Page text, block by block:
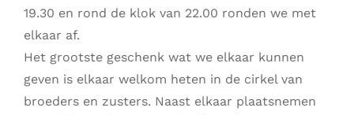
19.30 en rond de klok van 22.00 ronden we met
elkaar af.
Het grootste geschenk wat we elkaar kunnen
geven is elkaar welkom heten in de cirkel van
broeders en zusters. Naast elkaar plaatsnemen